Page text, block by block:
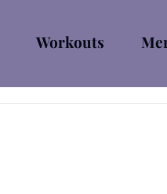
Workouts